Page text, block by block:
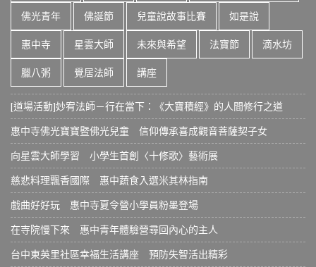
佛光青年 佛誕節 兒童說故事比賽 如是說
惠中寺 星雲大師 未來與希望 法寶節 滴水坊
臘八粥 覺居法師 講座
[道場活動]妙宥法師－行在當下：《大寶積經》的人間修行之道
惠中寺佛光寶寶暨佛光兒童 信仰傳承喜成觀音菩薩契子女
向星雲大師學習 小學生首創〈十修歌〉藝術展
慈悲料理飄香國際 惠中蔬食入選米其林指南
戲曲好好玩 惠中寺夏令營小學員粉墨登場
在寺院慢下來 惠中青年體驗營尋回內心的主人
台中東英里社區幸福生活講座 預防失智活出精彩